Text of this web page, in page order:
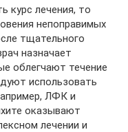
курс лечения, то
непоправимых
тщательного
назначает
облегчают течение
использовать
ЛФК и
оказывают
лечении и